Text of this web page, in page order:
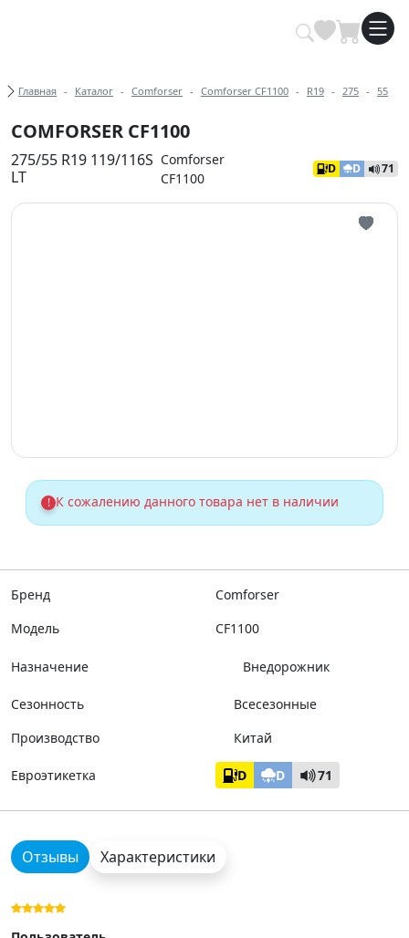
Купить автомобильные шины
Хлебные крошки
Главная Каталог Comforser Comforser CF1100 R19 275 55
COMFORSER CF1100
275/55 R19 119/116S
LT
Comforser
CF1100
D D 71
! К сожалению данного товара нет в наличии
Бренд
Comforser
Модель
CF1100
Назначение Внедорожник
Сезонность
Всесезонные
Производство
Китай
Евроэтикетка D D 71
Отзывы Характеристики